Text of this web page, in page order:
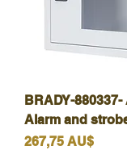
BRADY-
Alarm and
Giá
267,75 AU$